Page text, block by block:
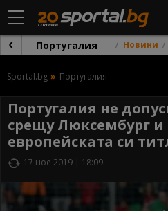
Португалия Новини
Sportal.bg Португалия
Португалия не
срещу Люксембург
европейската си
17 ное 2019 | 18:09